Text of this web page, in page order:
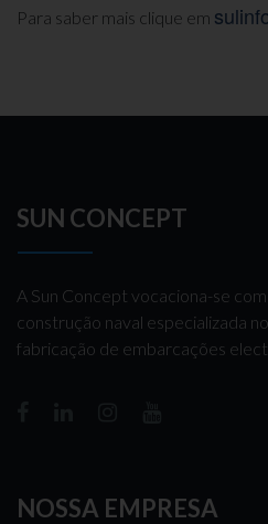
Para saber mais clique em
SUN CONCEPT
A Sun Concept vocaciona-se
construção naval especializada
fabricação de embarcações
NOSSA EMPRESA